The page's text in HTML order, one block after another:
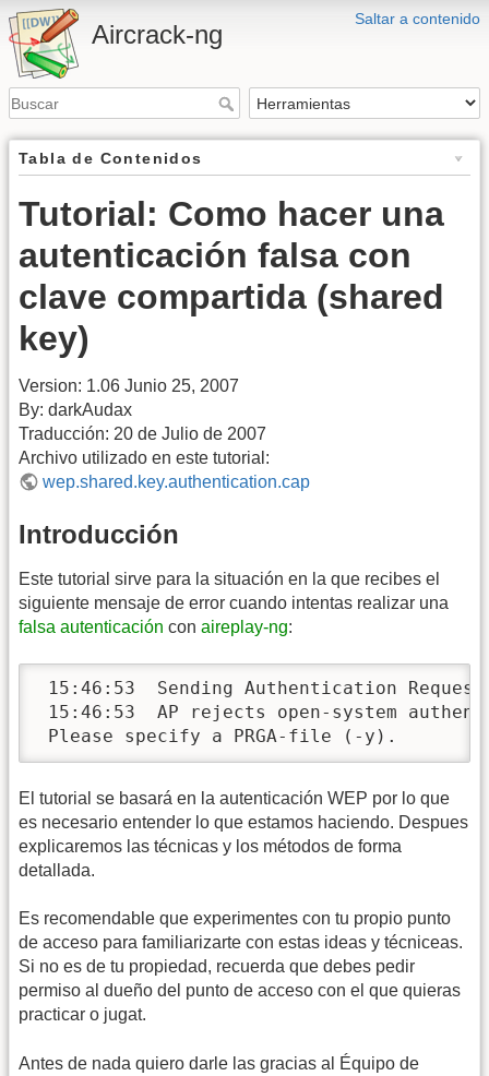
Saltar a contenido
Aircrack-ng
Tabla de Contenidos
Tutorial: Como hacer una
autenticación falsa con
clave compartida (shared
key)
Version: 1.06 Junio 25, 2007
By: darkAudax
Traducción: 20 de Julio de 2007
Archivo utilizado en este tutorial:
wep.shared.key.authentication.cap
Introducción
Este tutorial sirve para la situación en la que recibes el
siguiente mensaje de error cuando intentas realizar una
falsa autenticación con aireplay-ng:
15:46:53  Sending Authentication Request
15:46:53  AP rejects open-system
Please specify a PRGA-file (-y).
El tutorial se basará en la autenticación WEP por lo que
es necesario entender lo que estamos haciendo. Despues
explicaremos las técnicas y los métodos de forma
detallada.
Es recomendable que experimentes con tu propio punto
de acceso para familiarizarte con estas ideas y técniceas.
Si no es de tu propiedad, recuerda que debes pedir
permiso al dueño del punto de acceso con el que quieras
practicar o jugat.
Antes de nada quiero darle las gracias al Équipo de